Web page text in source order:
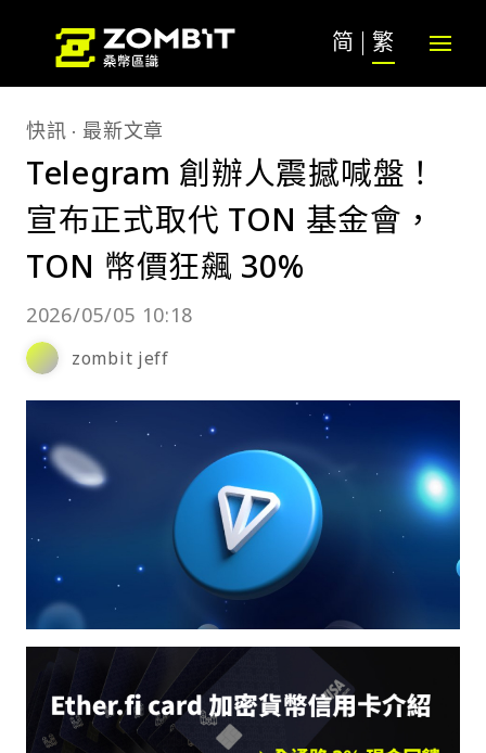
简 繁
快訊 最新文章
Telegram 創辦人震撼喊盤！
宣布正式取代 TON 基金會，
TON 幣價狂飆 30%
2026/05/05 10:18
zombit jeff